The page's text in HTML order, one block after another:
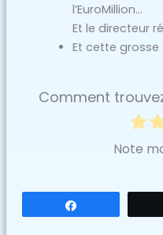
l’EuroMillion…
Et le directeur
Et cette
Comment
Note